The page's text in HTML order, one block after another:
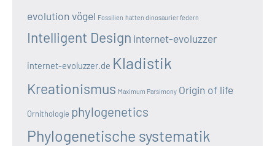
evolution vögel Fossilien hatten dinosaurier federn
Intelligent Design internet-evoluzzer
internet-evoluzzer.de Kladistik
Kreationismus Maximum Parsimony Origin of life
Ornithologie phylogenetics
Phylogenetische systematik